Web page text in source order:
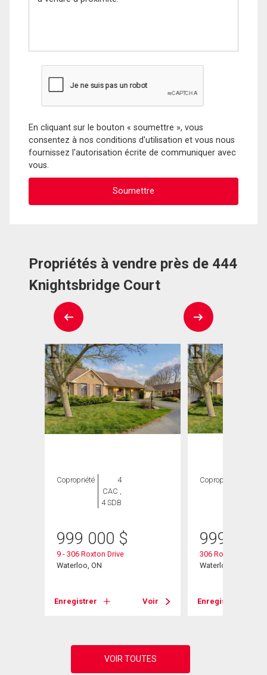
En cliquant sur le bouton « soumettre », vous
consentez à nos conditions d'utilisation et vous nous
fournissez l'autorisation écrite de communiquer avec
vous.
Propriétés à vendre près de 444
Knightsbridge Court
Copropriété
4
CAC ,
4 SDB
999 000 $
9 - 306 Roxton Drive
Waterloo, ON
Enregistrer Voir
Copropriété
999 000
306 Roxton Drive
Waterloo, ON
Enregistrer